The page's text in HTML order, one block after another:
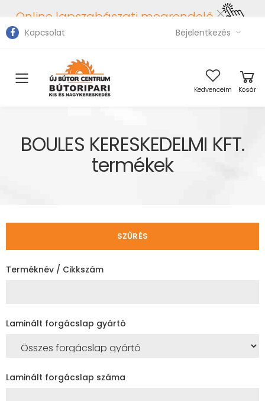
Online lapszabászati megrendelő
Kapcsolat Bejelentkezés
Toggle mobile menu Kedvenceim Kosár
BOULES KERESKEDELMI KFT.
termékek
SZŰRÉS
Terméknév / Cikkszám
Laminált forgácslap gyártó
Laminált forgácslap száma